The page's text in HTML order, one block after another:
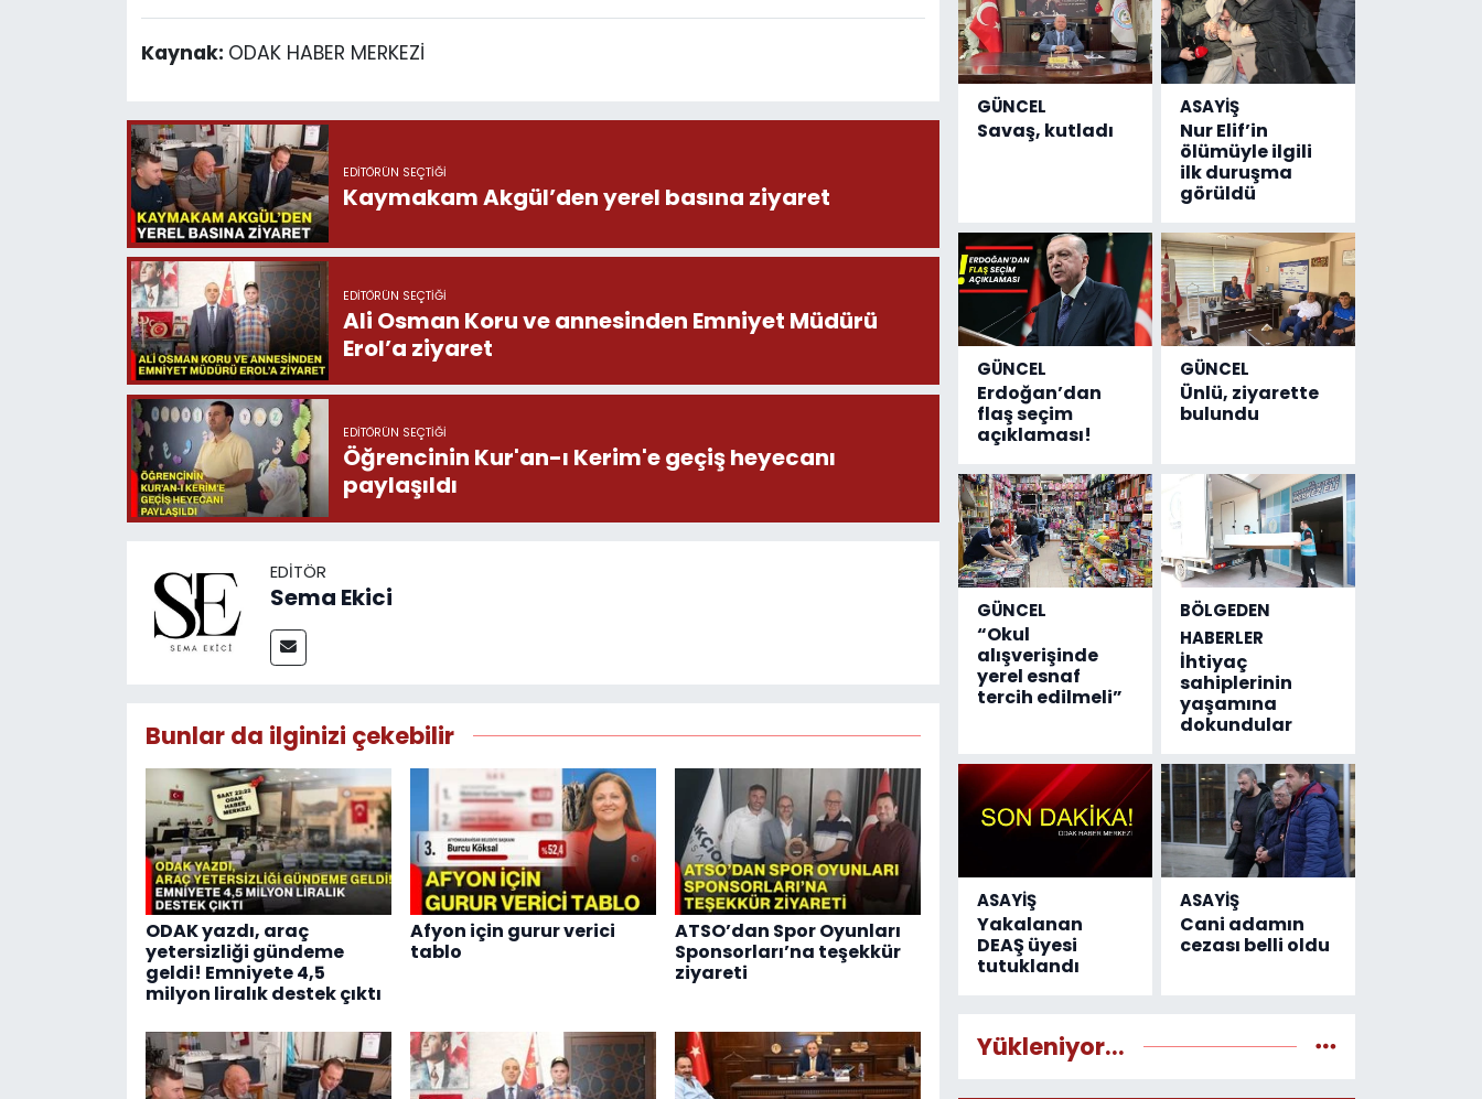
Kaynak: ODAK HABER MERKEZİ
EDITÖRÜN SEÇTIĞI
Kaymakam Akgül’den yerel basına ziyaret
EDITÖRÜN SEÇTIĞI
Ali Osman Koru ve annesinden Emniyet Müdürü
Erol’a ziyaret
EDITÖRÜN SEÇTIĞI
Öğrencinin Kur'an-ı Kerim'e geçiş heyecanı
paylaşıldı
EDITÖR
Sema Ekici
Bunlar da ilginizi çekebilir
ODAK yazdı, araç
yetersizliği gündeme
geldi! Emniyete 4,5
milyon liralık destek çıktı
Afyon için gurur verici
tablo
ATSO’dan Spor Oyunları
Sponsorları’na teşekkür
ziyareti
GÜNCEL
Savaş, kutladı
ASAYİŞ
Nur Elif’in
ölümüyle ilgili
ilk duruşma
görüldü
GÜNCEL
Erdoğan’dan
flaş seçim
açıklaması!
GÜNCEL
Ünlü, ziyarette
bulundu
GÜNCEL
“Okul
alışverişinde
yerel esnaf
tercih edilmeli”
BÖLGEDEN
HABERLER
İhtiyaç
sahiplerinin
yaşamına
dokundular
ASAYİŞ
Yakalanan
DEAŞ üyesi
tutuklandı
ASAYİŞ
Cani adamın
cezası belli oldu
Yükleniyor...